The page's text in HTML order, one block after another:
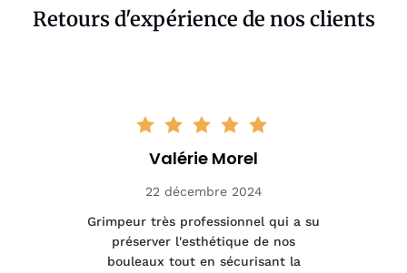
Retours d'expérience de nos clients
Valérie Morel
22 décembre 2024
Grimpeur très professionnel qui a su
préserver l'esthétique de nos
bouleaux tout en sécurisant la